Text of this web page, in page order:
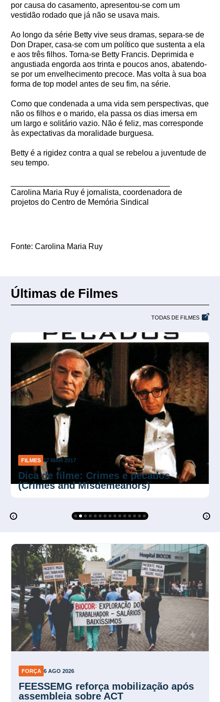
por causa do casamento, apresentou-se com um
vestidão rodado que já não se usava mais.
Ao longo da série Betty vive seus dramas, separa-se de
Don Draper, casa-se com um político que sustenta a ela
e aos três filhos. Torna-se Betty Francis. Deprimida e
angustiada engorda aos trinta e poucos anos, abatendo-
se por um envelhecimento precoce. Mas volta à sua boa
forma de top model antes de seu fim, na série.
Como que condenada a uma vida sem perspectivas, que
não os filhos e o marido, ela passa os dias imersa em
um largo e solitário vazio. Não é feliz, mas corresponde
às expectativas da moralidade burguesa.
Betty é a rigidez contra a qual se rebelou a juventude de
seu tempo.
Carolina Maria Ruy é jornalista, coordenadora de
projetos do Centro de Memória Sindical
Fonte: Carolina Maria Ruy
Últimas de Filmes
TODAS DE FILMES
FILMES 13 JAN 2017
Dica de filme: The Bridge
FEESSEMG reforça mobilização após
assembleia sobre ACT